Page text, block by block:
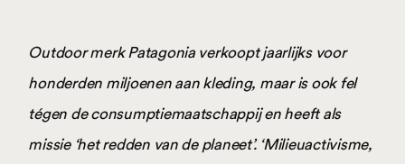
Outdoor merk Patagonia verkoopt jaarlijks voor
honderden miljoenen aan kleding, maar is ook fel
tégen de consumptiemaatschappij en heeft als
missie ‘het redden van de planeet’. ‘Milieuactivisme,